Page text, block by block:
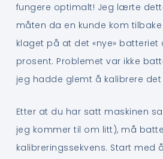
fungere optimalt! Jeg lærte
måten da en kunde kom
klaget på at det «nye» batteriet
prosent. Problemet var ikke
jeg hadde glemt å kalibrere
Etter at du har satt maskinen
jeg kommer til om litt), må
kalibreringssekvens. Start med